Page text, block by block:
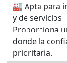
🏭 Apta para
y de servicios
Proporciona
donde la
prioritaria.